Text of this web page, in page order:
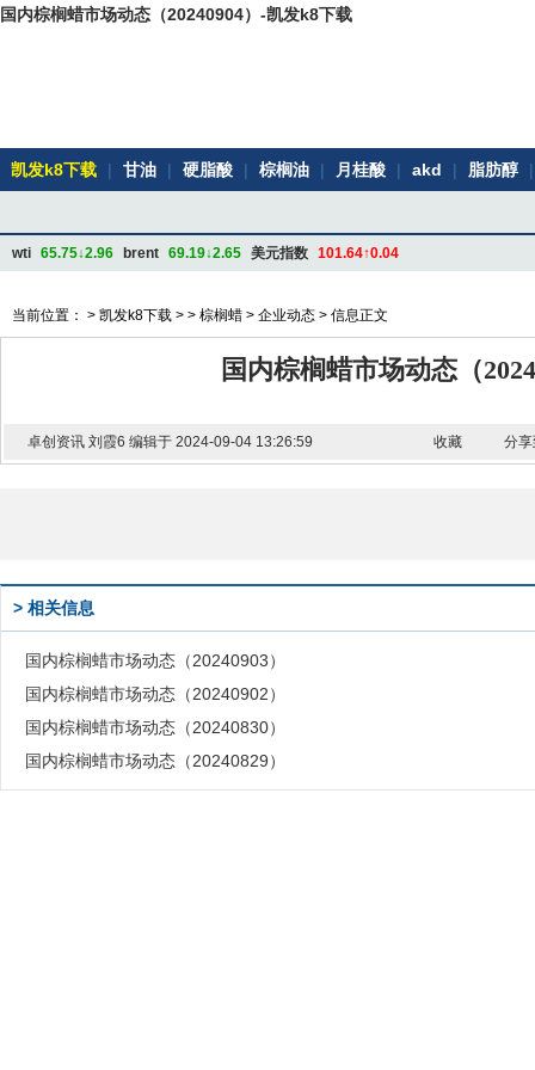
国内棕榈蜡市场动态（20240904）-凯发k8下载
凯发k8下载 | 甘油 | 硬脂酸 | 棕榈油 | 月桂酸 | akd | 脂肪醇 |
wti 65.75↓2.96 brent 69.19↓2.65 美元指数 101.64↑0.04
当前位置： > 凯发k8下载 > > 棕榈蜡 > 企业动态 > 信息正文
国内棕榈蜡市场动态（
卓创资讯 刘霞6 编辑于 2024-09-04 13:26:59 分
收藏
> 相关信息
国内棕榈蜡市场动态（20240903）
国内棕榈蜡市场动态（20240902）
国内棕榈蜡市场动态（20240830）
国内棕榈蜡市场动态（20240829）